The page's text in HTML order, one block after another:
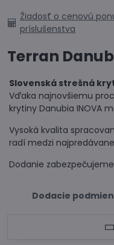
Žiadosť o cenovú
príslušenstva
Terran
Slovenská strešná
Vďaka najnovšiemu
krytiny Danubia INOVA
Vysoká kvalita
radí medzi
Dodanie
Dodacie